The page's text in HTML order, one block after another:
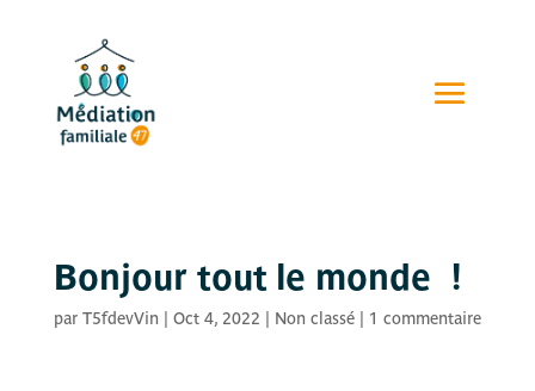
Bonjour tout le monde !
par T5fdevVin Oct 4, 2022 Non classé| 1 commentaire